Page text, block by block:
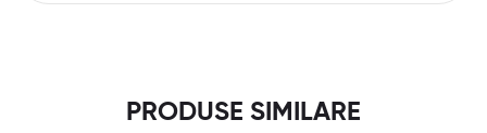
PRODUSE SIMILARE